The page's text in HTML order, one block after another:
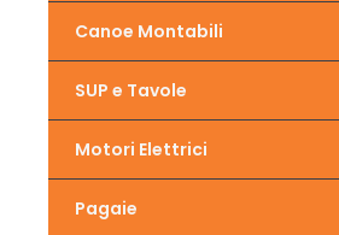
Canoe Montabili
SUP e Tavole
Motori Elettrici
Pagaie